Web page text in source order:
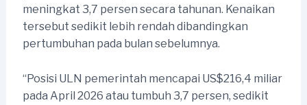
meningkat 3,7 persen secara tahunan. Kenaikan
tersebut sedikit lebih rendah dibandingkan
pertumbuhan pada bulan sebelumnya.
“Posisi ULN pemerintah mencapai US$216,4 miliar
pada April 2026 atau tumbuh 3,7 persen, sedikit